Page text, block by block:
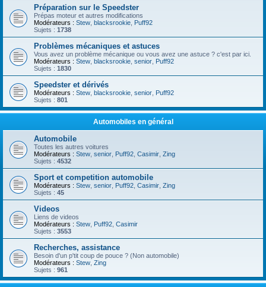
Préparation sur le Speedster
Prépas moteur et autres modifications
Modérateurs : Stew blacksrookie Puff92
Sujets : 1738
Problèmes mécaniques et astuces
Vous avez un problème mécanique ou vous avez une astuce ? c'est par ici.
Modérateurs : Stew blacksrookie senior Puff92
Sujets : 1830
Speedster et dérivés
Modérateurs : Stew blacksrookie senior Puff92
Sujets : 801
Automobiles en général
Automobile
Toutes les autres voitures
Modérateurs : Stew senior Puff92 Casimir Zing
Sujets : 4532
Sport et competition automobile
Modérateurs : Stew senior Puff92 Casimir Zing
Sujets : 45
Videos
Liens de videos
Modérateurs : Stew Puff92 Casimir
Sujets : 3553
Recherches, assistance
Besoin d'un p'tit coup de pouce ? (Non automobile)
Modérateurs : Stew Zing
Sujets : 961